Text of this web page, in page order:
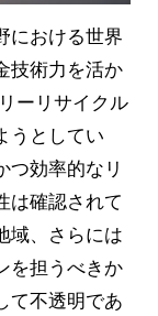
における世界
技術力を活か
ーリサイクル
うとしてい
つ効率的なリ
は確認されて
域、さらには
を担うべきか
て不透明であ